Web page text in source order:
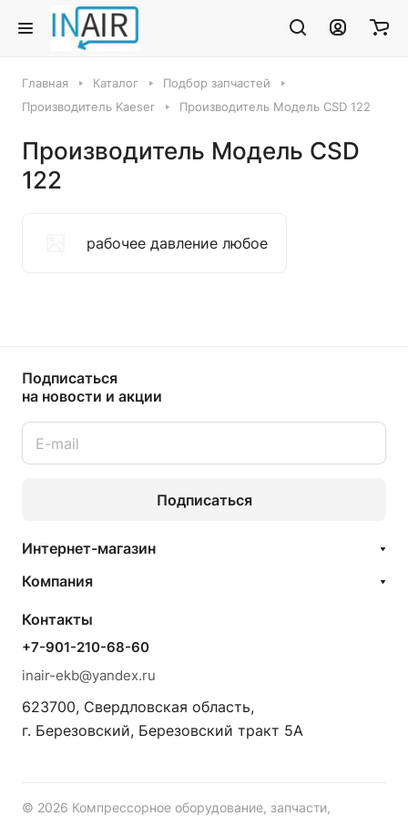
Главная Каталог
Подбор запчастей
Производитель Kaeser
Производитель Модель CSD 122
Производитель Модель CSD
122
рабочее давление любое
Подписаться
на новости и акции
Подписаться
Интернет-магазин
Компания
Контакты
+7-901-210-68-60
inair-ekb@yandex.ru
623700, Свердловская область,
г. Березовский, Березовский тракт 5А
© 2026 Компрессорное оборудование, запчасти,